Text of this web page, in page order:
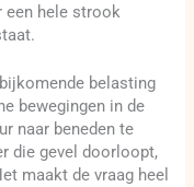
een hele strook
belasting
bewegingen in de
naar beneden te
die gevel doorloopt,
maakt de vraag heel